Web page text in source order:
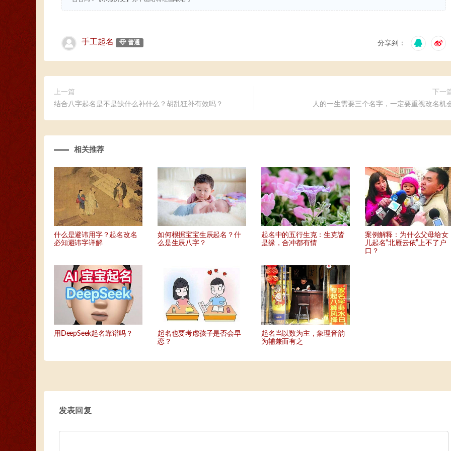
手工起名 普通 分享到：
上一篇
结合八字起名是不是缺什么补什么？胡乱狂补有效吗？
下一
人的一生需要三个名字，一定要重视改名机
相关推荐
什么是避讳用字？起名改名
必知避讳字详解
如何根据宝宝生辰起名？什
么是生辰八字？
起名中的五行生克：生克皆
是缘，合冲都有情
案例解释：为什么父母给女
儿起名“北雁云依”上不了户
口？
用DeepSeek起名靠谱吗？
起名也要考虑孩子是否会早
恋？
起名当以数为主，象理音韵
为辅兼而有之
发表回复